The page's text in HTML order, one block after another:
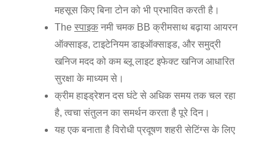
महसूस किए बिना टोन को भी प्रभावित करती है।
The स्पाइक नमी चमक BB क्रीमसाथ बढ़ाया आयरन
ऑक्साइड, टाइटेनियम डाइऑक्साइड, और समुद्री
खनिजमदद को कमब्लू लाइट इफेक्टखनिज आधारित
सुरक्षा के माध्यम से।
क्रीमहाइड्रेशन दस घंटे से अधिक समय तक चल रहा
है, त्वचा संतुलन का समर्थन करता है पूरे दिन।
यह एक बनाता है विरोधी प्रदूषण शहरी सेटिंग्स के लिए